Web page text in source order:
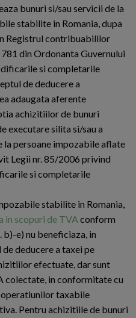
bunuri si/sau servicii de la
stabilite in Romania, dupa
Registrul contribuabililor
din Ordonanta Guvernului
si completarile
de deducere a
adaugata aferente
achizitiilor de bunuri
executare silita si/sau a
persoane impozabile aflate
Legii nr. 85/2006 privind
si completarile
stabilite in Romania,
in scopuri de TVA conform
e) nu beneficiaza, in
deducere a taxei pe
efectuate, dar sunt
colectate, in conformitate cu
taxabile
Pentru achizitiile de bunuri